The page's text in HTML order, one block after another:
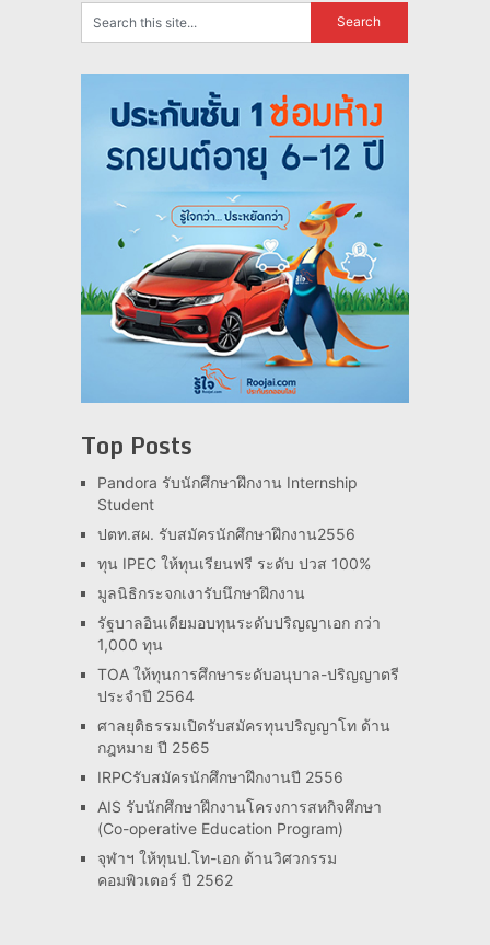
Top Posts
Pandora รับนักศึกษาฝึกงาน Internship
Student
ปตท.สผ. รับสมัครนักศึกษาฝึกงาน2556
ทุน IPEC ให้ทุนเรียนฟรี ระดับ ปวส 100%
มูลนิธิกระจกเงารับนึกษาฝึกงาน
รัฐบาลอินเดียมอบทุนระดับปริญญาเอก กว่า
1,000 ทุน
TOA ให้ทุนการศึกษาระดับอนุบาล-ปริญญาตรี
ประจำปี 2564
ศาลยุติธรรมเปิดรับสมัครทุนปริญญาโท ด้าน
กฎหมาย ปี 2565
IRPCรับสมัครนักศึกษาฝึกงานปี 2556
AIS รับนักศึกษาฝึกงานโครงการสหกิจศึกษา
(Co-operative Education Program)
จุฬาฯ ให้ทุนป.โท-เอก ด้านวิศวกรรม
คอมพิวเตอร์ ปี 2562